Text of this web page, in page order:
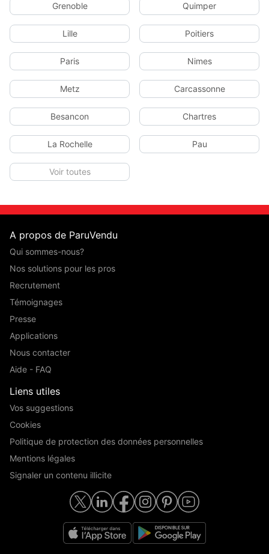
Grenoble Quimper
Lille Poitiers
Paris Nimes
Metz Carcassonne
Besancon Chartres
La Rochelle Pau
Voir toutes
A propos de ParuVendu
Qui sommes-nous?
Nos solutions pour les pros
Recrutement
Témoignages
Presse
Applications
Nous contacter
Aide - FAQ
Liens utiles
Vos suggestions
Cookies
Politique de protection des données personnelles
Mentions légales
Signaler un contenu illicite